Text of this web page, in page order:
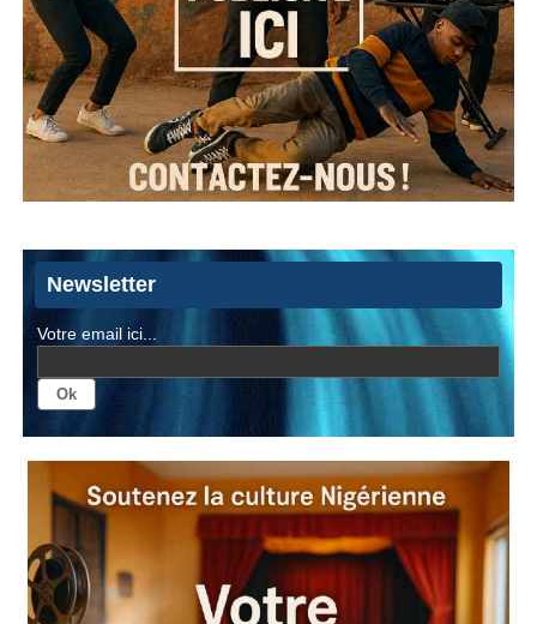
Newsletter
Votre email ici...